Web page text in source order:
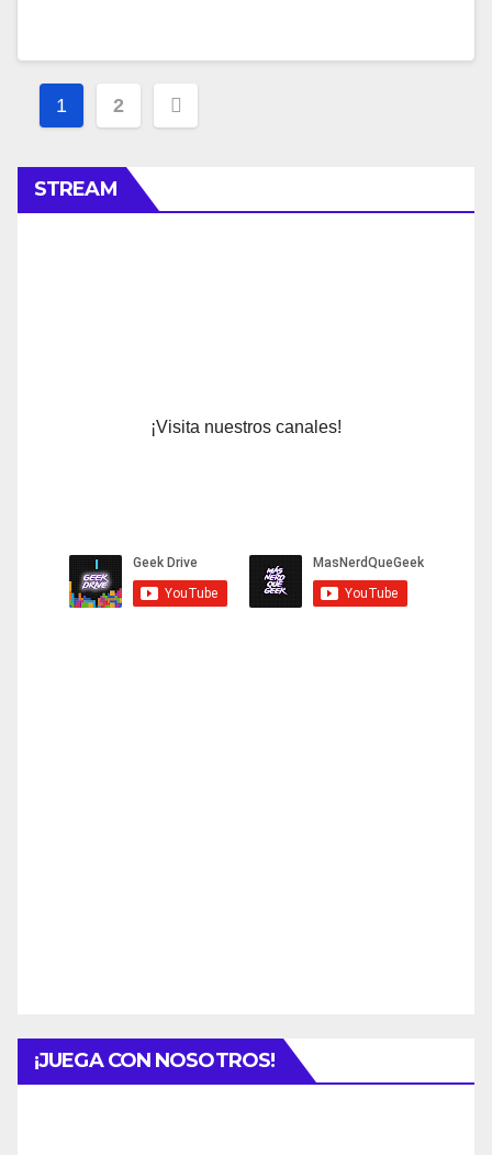
Navegación
entradas
1 2
STREAM
¡Visita nuestros canales!
¡JUEGA CON NOSOTROS!